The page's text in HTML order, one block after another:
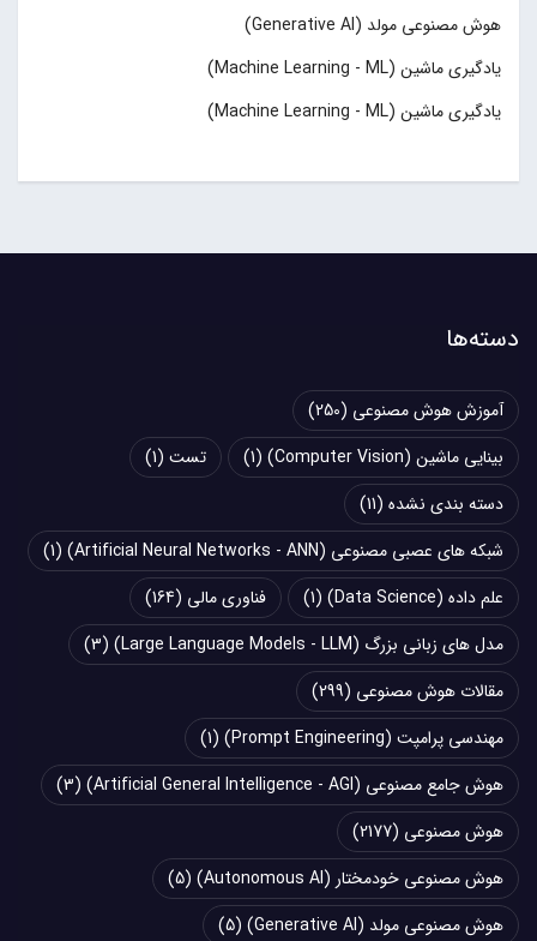
هوش مصنوعی مولد (Generative AI)
یادگیری ماشین (Machine Learning - ML)
یادگیری ماشین (Machine Learning - ML)
دسته‌ها
آموزش هوش مصنوعی (250)
بینایی ماشین (Computer Vision)
(1) تست (1)
دسته بندی نشده (11)
شبکه های عصبی مصنوعی (Artificial Neural Networks - ANN)
(1)
علم داده (Data Science)
(1) فناوری مالی (164)
مدل های زبانی بزرگ (Large Language Models - LLM)
(3)
مقالات هوش مصنوعی (299)
مهندسی پرامپت (Prompt Engineering)
(1)
هوش جامع مصنوعی (Artificial General Intelligence - AGI)
(3)
هوش مصنوعی (2177)
هوش مصنوعی خودمختار (Autonomous AI)
(5)
هوش مصنوعی مولد (Generative AI)
(5)